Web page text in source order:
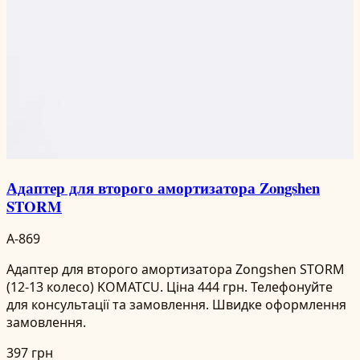
Адаптер для второго амортизатора Zongshen
STORM
A-869
Адаптер для второго амортизатора Zongshen STORM
(12-13 колесо) KOMATCU. Ціна 444 грн. Телефонуйте
для консультації та замовлення. Швидке оформлення
замовлення.
397 грн